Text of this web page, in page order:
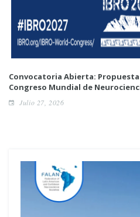
Convocatoria Abierta:
Congreso Mundial de
Julio 27, 2026